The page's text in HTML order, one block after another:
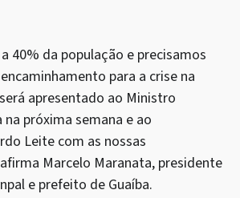
40% da população e precisamos
para a crise na
apresentado ao Ministro
na próxima semana e ao
Leite com as nossas
Marcelo Maranata, presidente
e prefeito de Guaíba.